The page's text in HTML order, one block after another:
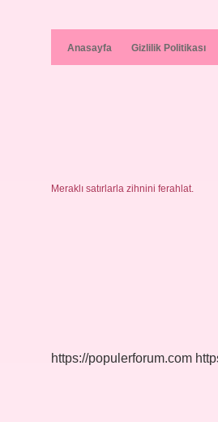
Anasayfa Gizlilik Politikası
Meraklı satırlarla zihnini ferahlat.
https://populerforum.com